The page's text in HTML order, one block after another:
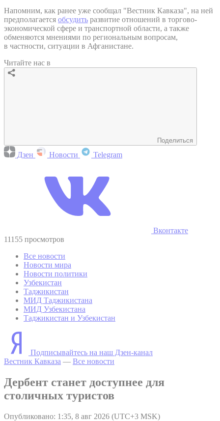
Напомним, как ранее уже сообщал "Вестник Кавказа", на ней
предполагается обсудить развитие отношений в торгово-
экономической сфере и транспортной области, а также
обменяются мнениями по региональным вопросам,
в частности, ситуации в Афганистане.
Читайте нас в
Поделиться
Дзен Новости Telegram
Вконтакте
11155 просмотров
Все новости
Новости мира
Новости политики
Узбекистан
Таджикистан
МИД Таджикистана
МИД Узбекистана
Таджикистан и Узбекистан
Подписывайтесь на наш Дзен-канал
Вестник Кавказа — Все новости
Дербент станет доступнее для
столичных туристов
Опубликовано: 1:35, 8 авг 2026 (UTC+3 MSK)